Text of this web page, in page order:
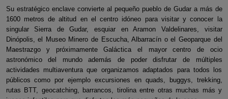
Su estratégico enclave convierte al pequeño pueblo de Gudar a más de
1600 metros de altitud en el centro idóneo para visitar y conocer la
singular Sierra de Gudar, esquiar en Aramon Valdelinares, visitar
Dinópolis, el Museo Minero de Escucha, Albarracín o el Geoparque del
Maestrazgo y próximamente Galáctica el mayor centro de ocio
astronómico del mundo además de poder disfrutar de múltiples
actividades multiaventura que organizamos adaptados para todos los
públicos como por ejemplo excursiones en quads, buggys, trekking,
rutas BTT, geocatching, barrancos, tirolina entre otras muchas más y